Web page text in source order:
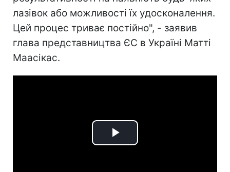
лазівок або можливості їх удосконалення.
Цей процес триває постійно", - заявив
глава представництва ЄС в Україні Матті
Маасікас.
Play